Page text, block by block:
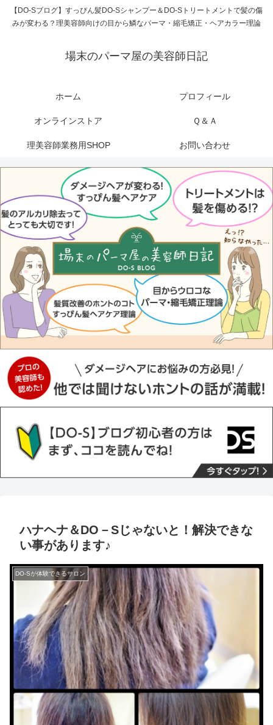
【DO-Sブログ】すっぴん髪DO-Sシャンプー＆DO-Sトリートメントで髪の傷
みが変わる？理美容師向けの目から鱗なパーマ・縮毛矯正・ヘアカラー理論
場末のパーマ屋の美容師日記
ホーム プロフィール
オンラインストア Ｑ＆Ａ
理美容師業務用SHOP お問い合わせ
ハナヘナ＆DO－Sじゃないと！解決できな
い事があります♪
DO-Sが体験できるサロン